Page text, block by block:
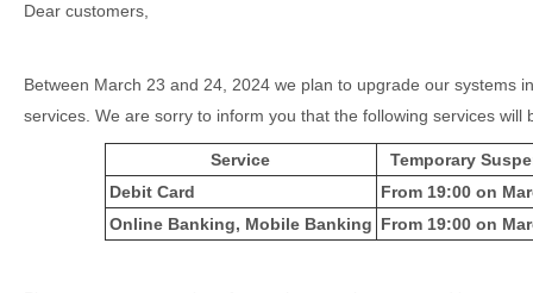
Dear customers,
Between March 23 and 24, 2024 we plan to upgrade our systems
services. We are sorry to inform you that the following services will
Service
Temporary
Debit Card
From 19:00 on
Online Banking, Mobile Banking From 19:00 on